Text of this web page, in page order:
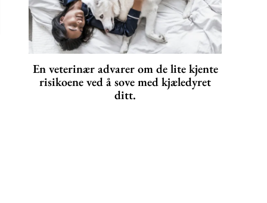
En veterinær advarer om de lite kjente
risikoene ved å sove med kjæledyret
ditt.